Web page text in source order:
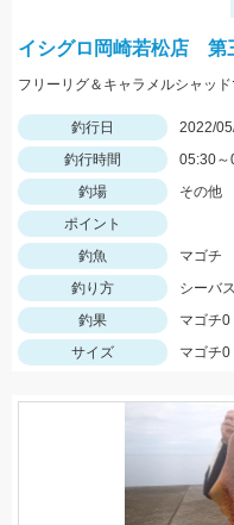
イシグロ岡崎若松店 第
フリーリグ＆キャラメルシャッド
釣行日
2022/
釣行時間
05:30～
釣場
その他
ポイント
釣魚
マゴチ
釣り方
シーバ
釣果
マゴチ0
サイズ
マゴチ0